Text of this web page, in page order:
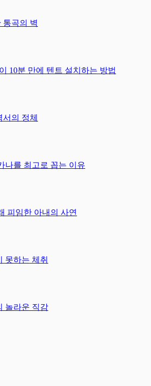
통곡의 벽
10분 만에 텐트 설치하는 방법
의 정체
나를 최고로 꼽는 이유
피임한 아내의 사연
못하는 체취
놀라운 직감